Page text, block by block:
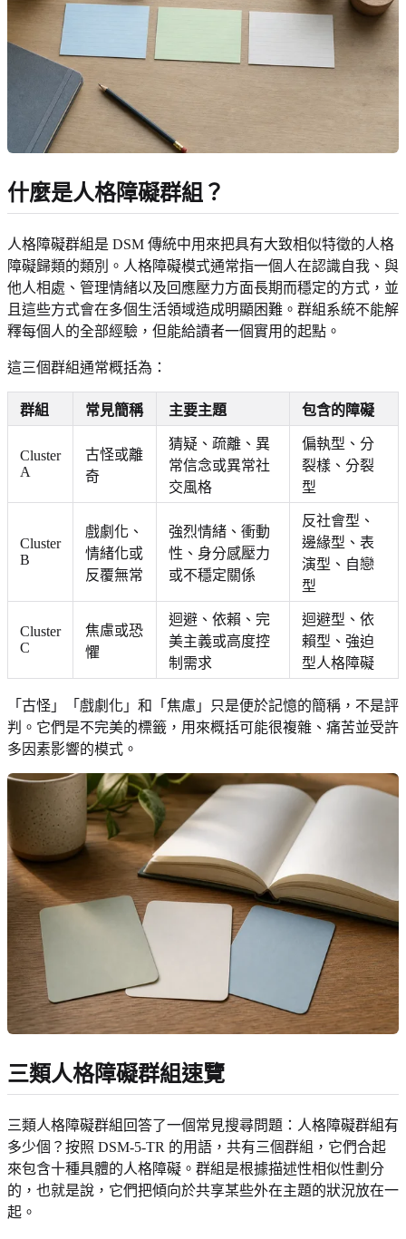
什麼是人格障礙群組？
人格障礙群組是 DSM 傳統中用來把具有大致相似特徵的人格
障礙歸類的類別。人格障礙模式通常指一個人在認識自我、與
他人相處、管理情緒以及回應壓力方面長期而穩定的方式，並
且這些方式會在多個生活領域造成明顯困難。群組系統不能解
釋每個人的全部經驗，但能給讀者一個實用的起點。
這三個群組通常概括為：
群組 常見簡稱 主要主題 包含的障礙
Cluster
A
古怪或離
奇
猜疑、疏離、異
常信念或異常社
交風格
偏執型、分
裂樣、分裂
型
Cluster
B
戲劇化、
情緒化或
反覆無常
強烈情緒、衝動
性、身分感壓力
或不穩定關係
反社會型、
邊緣型、表
演型、自戀
型
Cluster
C
焦慮或恐
懼
迴避、依賴、完
美主義或高度控
制需求
迴避型、依
賴型、強迫
型人格障礙
「古怪」「戲劇化」和「焦慮」只是便於記憶的簡稱，不是評
判。它們是不完美的標籤，用來概括可能很複雜、痛苦並受許
多因素影響的模式。
三類人格障礙群組速覽
三類人格障礙群組回答了一個常見搜尋問題：人格障礙群組有
多少個？按照 DSM-5-TR 的用語，共有三個群組，它們合起
來包含十種具體的人格障礙。群組是根據描述性相似性劃分
的，也就是說，它們把傾向於共享某些外在主題的狀況放在一
起。